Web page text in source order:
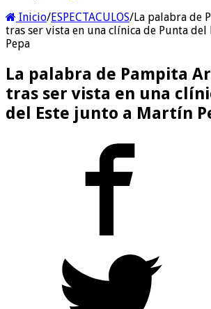
Inicio/ESPECTACULOS/La palabra de
tras ser vista en una clínica de Punta
Pepa
La palabra de Pampita
tras ser vista en una
del Este junto a Martín